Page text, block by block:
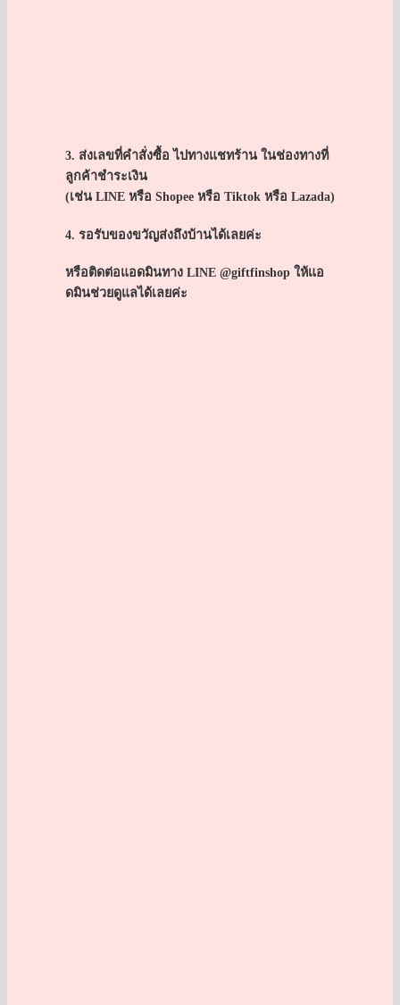
3. ส่งเลขที่คำสั่งซื้อ ไปทางแชทร้าน ในช่องทางที่
ลูกค้าชำระเงิน
(เช่น LINE หรือ Shopee หรือ Tiktok หรือ Lazada)
4. รอรับของขวัญส่งถึงบ้านได้เลยค่ะ
หรือติดต่อแอดมินทาง LINE @giftfinshop ให้แอ
ดมินช่วยดูแลได้เลยค่ะ